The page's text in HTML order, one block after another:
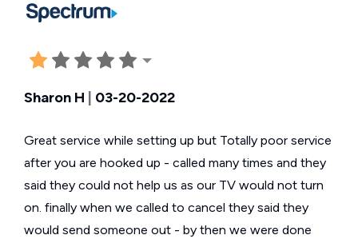
Sharon H 03-20-2022
Great service while setting up but Totally poor service
after you are hooked up - called many times and they
said they could not help us as our TV would not turn
on. finally when we called to cancel they said they
would send someone out - by then we were done